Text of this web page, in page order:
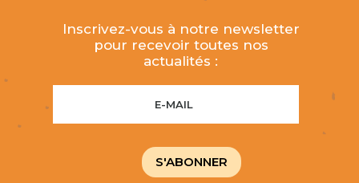
Inscrivez-vous à notre newsletter
pour recevoir toutes nos
actualités :
S'ABONNER